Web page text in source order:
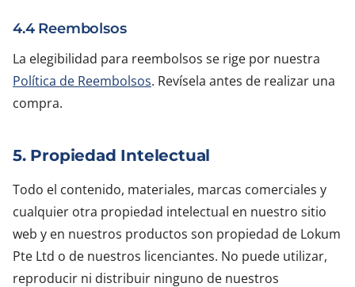
4.4 Reembolsos
La elegibilidad para reembolsos se rige por nuestra
Política de Reembolsos. Revísela antes de realizar una
compra.
5. Propiedad Intelectual
Todo el contenido, materiales, marcas comerciales y
cualquier otra propiedad intelectual en nuestro sitio
web y en nuestros productos son propiedad de Lokum
Pte Ltd o de nuestros licenciantes. No puede utilizar,
reproducir ni distribuir ninguno de nuestros